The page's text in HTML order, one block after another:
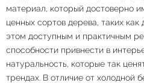
материал, который достоверно
ценных сортов дерева, таких
этом доступным и практичным
способности привнести в
натуральность, которые так
трендах. В отличие от холодной